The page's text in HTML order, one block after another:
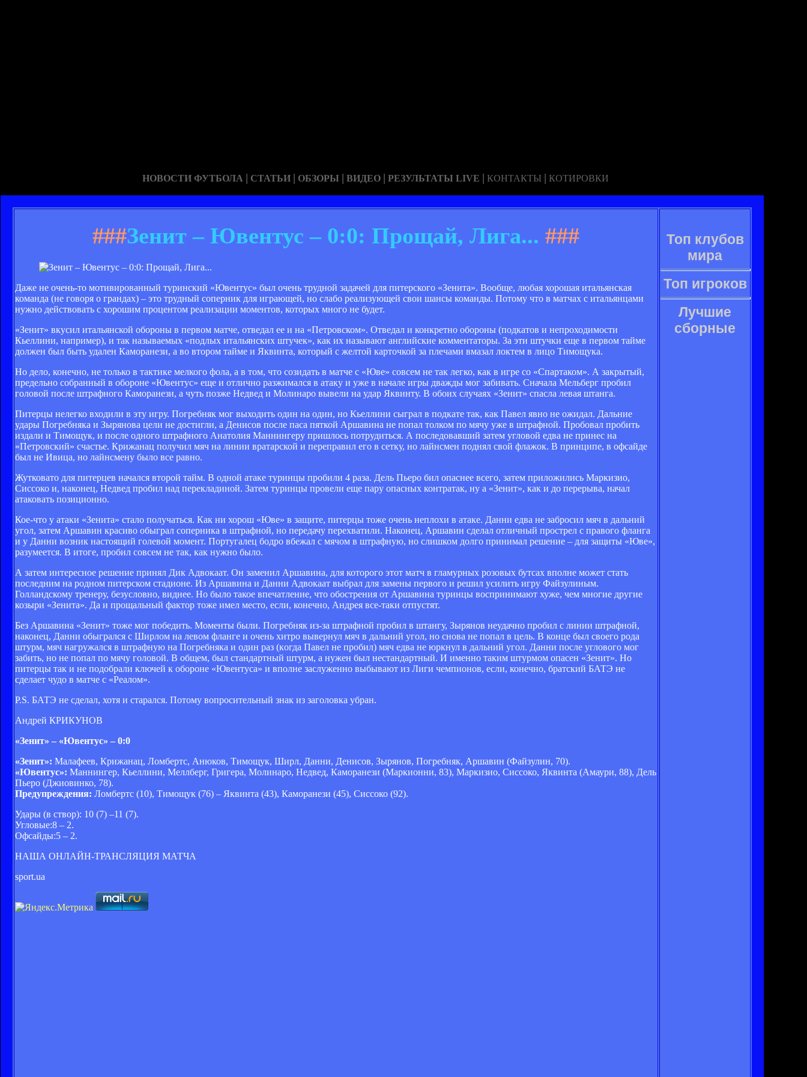
НОВОСТИ ФУТБОЛА | СТАТЬИ | ОБЗОРЫ | ВИДЕО | РЕЗУЛЬТАТЫ LIVE | КОНТАКТЫ | КОТИРОВКИ
###Зенит – Ювентус – 0:0: Прощай, Лига... ###
Даже не очень-то мотивированный туринский «Ювентус» был очень трудной задачей для питерского «Зенита». Вообще, любая хорошая итальянская
команда (не говоря о грандах) – это трудный соперник для играющей, но слабо реализующей свои шансы команды. Потому что в матчах с итальянцами
нужно действовать с хорошим процентом реализации моментов, которых много не будет.
«Зенит» вкусил итальянской обороны в первом матче, отведал ее и на «Петровском». Отведал и конкретно обороны (подкатов и непроходимости
Кьеллини, например), и так называемых «подлых итальянских штучек», как их называют английские комментаторы. За эти штучки еще в первом тайме
должен был быть удален Каморанези, а во втором тайме и Яквинта, который с желтой карточкой за плечами вмазал локтем в лицо Тимощука.
Но дело, конечно, не только в тактике мелкого фола, а в том, что созидать в матче с «Юве» совсем не так легко, как в игре со «Спартаком». А закрытый,
предельно собранный в обороне «Ювентус» еще и отлично разжимался в атаку и уже в начале игры дважды мог забивать. Сначала Мельберг пробил
головой после штрафного Каморанези, а чуть позже Недвед и Молинаро вывели на удар Яквинту. В обоих случаях «Зенит» спасла левая штанга.
Питерцы нелегко входили в эту игру. Погребняк мог выходить один на один, но Кьеллини сыграл в подкате так, как Павел явно не ожидал. Дальние
удары Погребняка и Зырянова цели не достигли, а Денисов после паса пяткой Аршавина не попал толком по мячу уже в штрафной. Пробовал пробить
издали и Тимощук, и после одного штрафного Анатолия Маннингеру пришлось потрудиться. А последовавший затем угловой едва не принес на
«Петровский» счастье. Крижанац получил мяч на линии вратарской и переправил его в сетку, но лайнсмен поднял свой флажок. В принципе, в офсайде
был не Ивица, но лайнсмену было все равно.
Жутковато для питерцев начался второй тайм. В одной атаке туринцы пробили 4 раза. Дель Пьеро бил опаснее всего, затем приложились Маркизио,
Сиссоко и, наконец, Недвед пробил над перекладиной. Затем туринцы провели еще пару опасных контратак, ну а «Зенит», как и до перерыва, начал
атаковать позиционно.
Кое-что у атаки «Зенита» стало получаться. Как ни хорош «Юве» в защите, питерцы тоже очень неплохи в атаке. Данни едва не забросил мяч в дальний
угол, затем Аршавин красиво обыграл соперника в штрафной, но передачу перехватили. Наконец, Аршавин сделал отличный прострел с правого фланга
и у Данни возник настоящий голевой момент. Португалец бодро вбежал с мячом в штрафную, но слишком долго принимал решение – для защиты «Юве»,
разумеется. В итоге, пробил совсем не так, как нужно было.
А затем интересное решение принял Дик Адвокаат. Он заменил Аршавина, для которого этот матч в гламурных розовых бутсах вполне может стать
последним на родном питерском стадионе. Из Аршавина и Данни Адвокаат выбрал для замены первого и решил усилить игру Файзулиным.
Голландскому тренеру, безусловно, виднее. Но было такое впечатление, что обострения от Аршавина туринцы воспринимают хуже, чем многие другие
козыри «Зенита». Да и прощальный фактор тоже имел место, если, конечно, Андрея все-таки отпустят.
Без Аршавина «Зенит» тоже мог победить. Моменты были. Погребняк из-за штрафной пробил в штангу, Зырянов неудачно пробил с линии штрафной,
наконец, Данни обыгрался с Ширлом на левом фланге и очень хитро вывернул мяч в дальний угол, но снова не попал в цель. В конце был своего рода
штурм, мяч нагружался в штрафную на Погребняка и один раз (когда Павел не пробил) мяч едва не юркнул в дальний угол. Данни после углового мог
забить, но не попал по мячу головой. В общем, был стандартный штурм, а нужен был нестандартный. И именно таким штурмом опасен «Зенит». Но
питерцы так и не подобрали ключей к обороне «Ювентуса» и вполне заслуженно выбывают из Лиги чемпионов, если, конечно, братский БАТЭ не
сделает чудо в матче с «Реалом».
P.S. БАТЭ не сделал, хотя и старался. Потому вопросительный знак из заголовка убран.
Андрей КРИКУНОВ
«Зенит» – «Ювентус» – 0:0
«Зенит»: Малафеев, Крижанац, Ломбертс, Анюков, Тимощук, Ширл, Данни, Денисов, Зырянов, Погребняк, Аршавин (Файзулин, 70).
«Ювентус»: Маннингер, Кьеллини, Меллберг, Григера, Молинаро, Недвед, Каморанези (Маркионни, 83), Маркизио, Сиссоко, Яквинта (Амаури, 88), Дель
Пьеро (Джиовинко, 78).
Предупреждения: Ломбертс (10), Тимощук (76) – Яквинта (43), Каморанези (45), Сиссоко (92).
Удары (в створ): 10 (7) –11 (7).
Угловые:8 – 2.
Офсайды:5 – 2.
НАША ОНЛАЙН-ТРАНСЛЯЦИЯ МАТЧА
sport.ua
Топ клубов
мира
Топ игроков
Лучшие
сборные